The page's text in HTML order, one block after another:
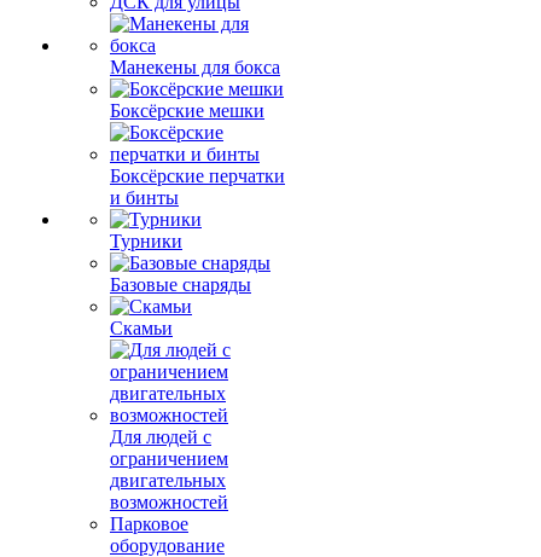
Манекены для бокса
Боксёрские мешки
Боксёрские перчатки
и бинты
Турники
Базовые снаряды
Скамьи
Для людей с
ограничением
двигательных
возможностей
Парковое
оборудование